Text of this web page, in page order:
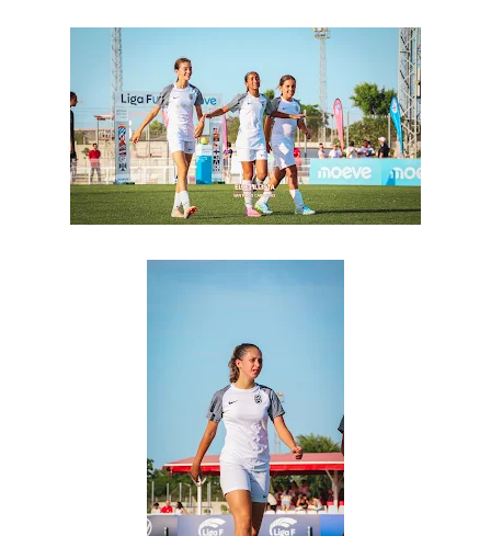
oferta de 420 millones por el club
El Sevilla FC cierra el fichaje de Robbie Ure